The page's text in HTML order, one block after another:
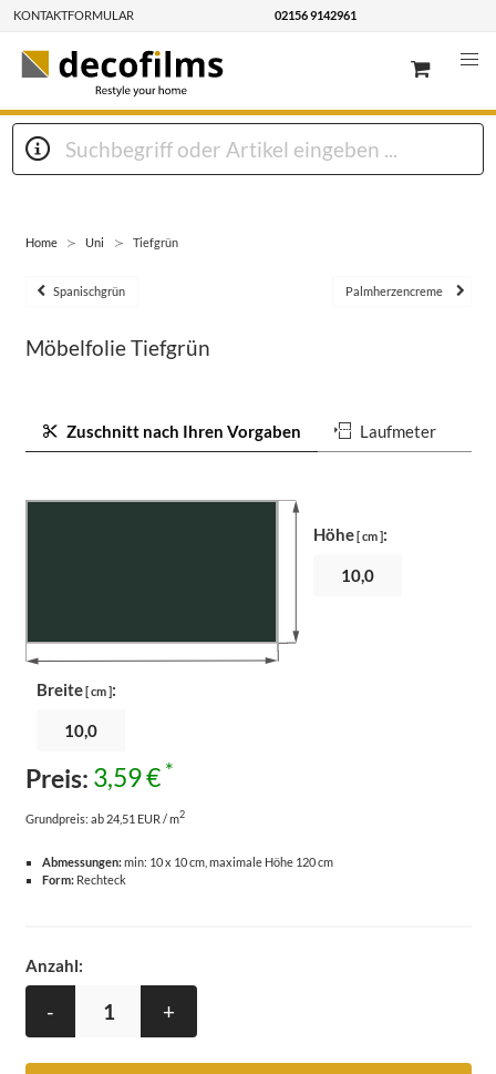
KONTAKTFORMULAR 02156 9142961
Home Uni Tiefgrün
Spanischgrün Palmherzencreme
Möbelfolie Tiefgrün
Zuschnitt nach Ihren Vorgaben Laufmeter
Breite[ cm ]:
Höhe[ cm ]:
Preis: 3,59 € *
Grundpreis: ab 24,51 EUR / m2
Abmessungen:min: 10 x 10 cm, maximale Höhe 120 cm
Form:Rechteck
Anzahl:
- +